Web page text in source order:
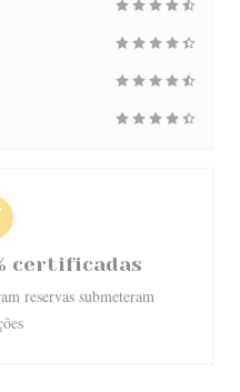
certificadas
reservas submeteram